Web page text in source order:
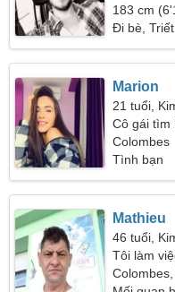
183 cm
Đi bè,
Marion
21 tuổi,
Cô gái tìm
Colombes
Tình bạn
Mathieu
46 tuổi,
Tôi làm
người phụ